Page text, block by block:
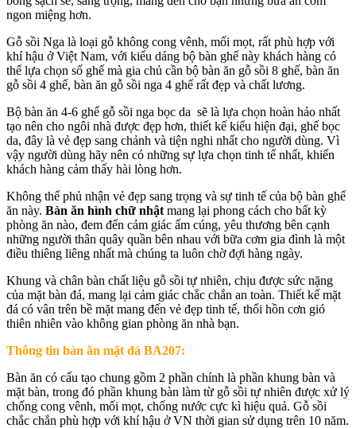
ngon miệng hơn.
Gỗ sồi Nga là loại gỗ không cong vênh, mối mọt, rất phù hợp với
khí hậu ở Việt Nam, với kiểu dáng bộ bàn ghế này khách hàng có
thể lựa chọn số ghế mà gia chủ cần bộ bàn ăn gỗ sồi 8 ghế, bàn ăn
gỗ sồi 4 ghế, bàn ăn gỗ sồi nga 4 ghế rất đẹp và chất lương.
Bộ bàn ăn 4-6 ghế gỗ sồi nga bọc da sẽ là lựa chọn hoàn hảo nhất
tạo nên cho ngôi nhà được đẹp hơn, thiết kế kiểu hiện đại, ghế bọc
da, đây là vẻ đẹp sang chảnh và tiện nghi nhất cho người dùng. Vì
vậy người dùng hãy nên có những sự lựa chọn tinh tế nhất, khiến
khách hàng cảm thấy hài lòng hơn.
Không thể phủ nhận vẻ đẹp sang trọng và sự tinh tế của bộ bàn ghế
ăn này. Bàn ăn hình chữ nhật mang lại phong cách cho bất kỳ
phòng ăn nào, đem đến cảm giác ấm cúng, yêu thương bên cạnh
những người thân quây quần bên nhau với bữa cơm gia đình là một
điều thiêng liêng nhất mà chúng ta luôn chờ đợi hàng ngày.
Khung và chân bàn chất liệu gỗ sồi tự nhiên, chịu được sức nặng
của mặt bàn đá, mang lại cảm giác chắc chắn an toàn. Thiết kế mặt
đá có vân trên bề mặt mang đến vẻ đẹp tinh tế, thổi hồn cơn gió
thiên nhiên vào không gian phòng ăn nhà bạn.
Thông tin bàn ăn mặt đá BA207:
Bàn ăn có cấu tạo chung gồm 2 phần chính là phần khung bàn và
mặt bàn, trong đó phần khung bàn làm từ gỗ sồi tự nhiên được xử lý
chống cong vênh, mối mọt, chống nước cực kì hiệu quả. Gỗ sồi
chắc chắn phù hợp với khí hậu ở VN thời gian sử dụng trên 10 năm.